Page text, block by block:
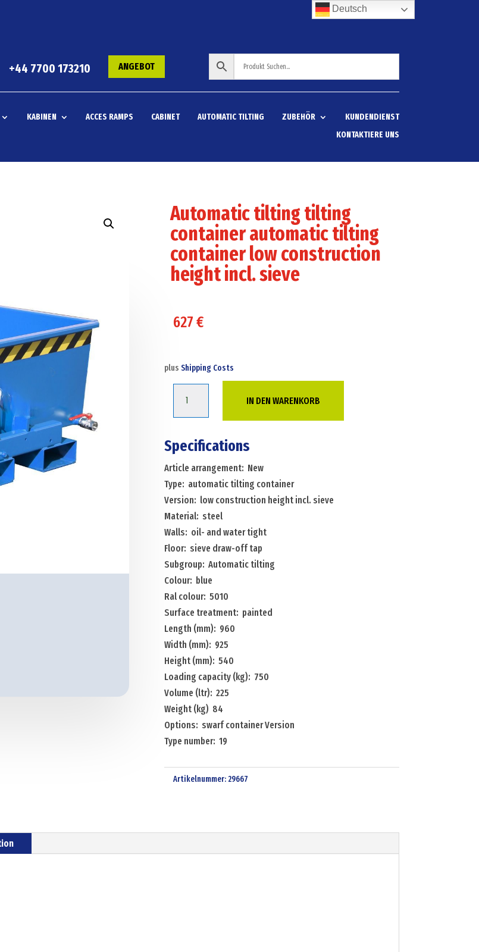
+44 7700 173210 ANGEBOT
KABINEN ACCES RAMPS CABINET AUTOMATIC TILTING ZUBEHÖR
KUNDENDIENST
KONTAKTIERE UNS
Automatic tilting tilting
container automatic tilting
container low construction
height incl. sieve
627€
plus Shipping Costs
container
automatic
tilting
container
low
construction
height
incl.
sieve
Menge
IN DEN WARENKORB
Specifications
Article arrangement: New
Type: automatic tilting container
Version: low construction height incl. sieve
Material: steel
Walls: oil- and water tight
Floor: sieve draw-off tap
Subgroup: Automatic tilting
Colour: blue
Ral colour: 5010
Surface treatment: painted
Length (mm): 960
Width (mm): 925
Height (mm): 540
Loading capacity (kg): 750
Volume (ltr): 225
Weight (kg) 84
Options: swarf container Version
Type number: 19
Artikelnummer: 29667
Deutsch